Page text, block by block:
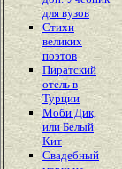
для вузов
Стихи
великих
поэтов
Пиратский
отель в
Турции
Моби Дик,
или Белый
Кит
Свадебный